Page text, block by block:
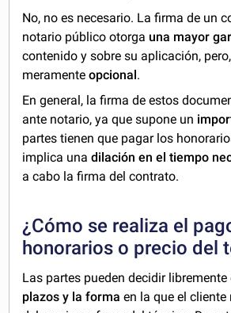
No, no es necesario. La firma de un
notario público otorga una mayor
contenido y sobre su aplicación,
meramenteopcional.
En general, la firma de estos
ante notario, ya que supone un
partes tienen que pagar los
implica una dilación en el tiempo
a cabo la firma del contrato.
¿Cómo se realiza el
honorarios o precio del
Las partes pueden decidir
plazos y la formaen la que el